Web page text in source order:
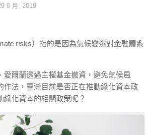
8 月, 2019
risks）指的是因為氣候變遷對金融體系
愛爾蘭透過主權基金撤資，避免氣候風
作法，臺灣目前是否正在推動綠化資本政
綠化資本的相關政策呢？